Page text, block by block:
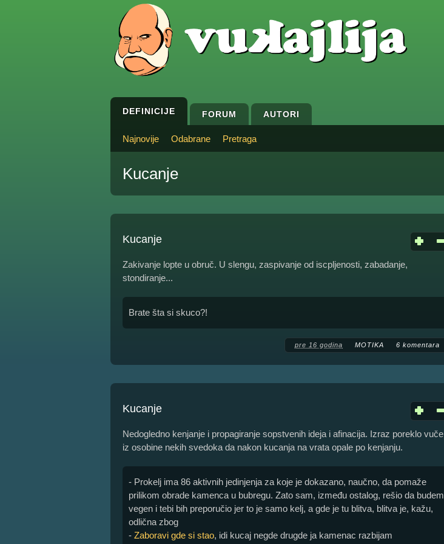
DEFINICIJE FORUM AUTORI
Najnovije Odabrane Pretraga
Kucanje
Kucanje
Zakivanje lopte u obruč. U slengu, zaspivanje od iscpljenosti, zabadanje,
stondiranje...
Brate šta si skuco?!
pre 16 godina MOTIKA 6 komentara
Kucanje
Nedogledno kenjanje i propagiranje sopstvenih ideja i afinacija. Izraz poreklo vuče
iz osobine nekih svedoka da nakon kucanja na vrata opale po kenjanju.
- Prokelj ima 86 aktivnih jedinjenja za koje je dokazano, naučno, da pomaže
prilikom obrade kamenca u bubregu. Zato sam, između ostalog, rešio da budem
vegen i tebi bih preporučio jer to je samo kelj, a gde je tu blitva, blitva je, kažu,
odlična zbog
- Zaboravi gde si stao, idi kucaj negde drugde ja kamenac razbijam